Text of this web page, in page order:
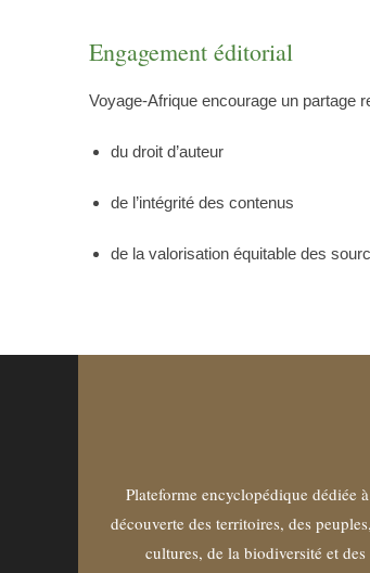
Engagement éditorial
Voyage-Afrique encourage un partage
du droit d’auteur
de l’intégrité des contenus
de la valorisation équitable des
Plateforme encyclopédique dédiée
découverte des territoires, des
cultures, de la biodiversité et des